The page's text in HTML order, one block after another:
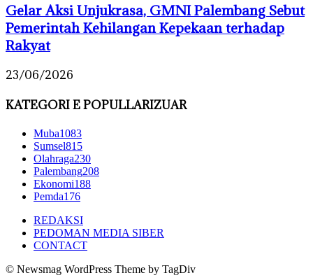
Gelar Aksi Unjukrasa, GMNI Palembang Sebut
Pemerintah Kehilangan Kepekaan terhadap
Rakyat
23/06/2026
KATEGORI E POPULLARIZUAR
Muba1083
Sumsel815
Olahraga230
Palembang208
Ekonomi188
Pemda176
REDAKSI
PEDOMAN MEDIA SIBER
CONTACT
© Newsmag WordPress Theme by TagDiv